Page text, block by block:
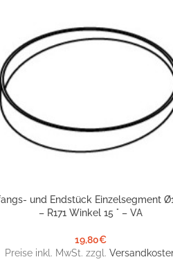
WARENKORB
und Endstück Einzelsegment
– R171 Winkel 15 ° – VA
19,80€
Preise inkl. MwSt. zzgl.